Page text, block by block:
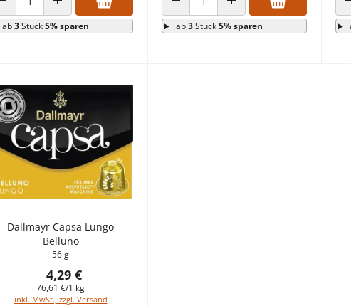
ANZAHL VERRINGERNANZAHL ERHÖHEN
ab3Stück5% sparen
ANZAHL VERRINGERNANZAHL ERHÖHEN
ab3Stück5% sparen
Dallmayr Capsa Lungo
Belluno
56 g
4,29 €
76,61 €/1 kg
inkl. MwSt., zzgl. Versand